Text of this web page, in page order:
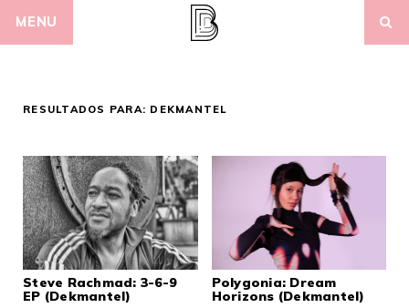
MENU
RESULTADOS PARA: DEKMANTEL
Steve Rachmad: 3-6-9
EP (Dekmantel)
Polygonia: Dream
Horizons (Dekmantel)